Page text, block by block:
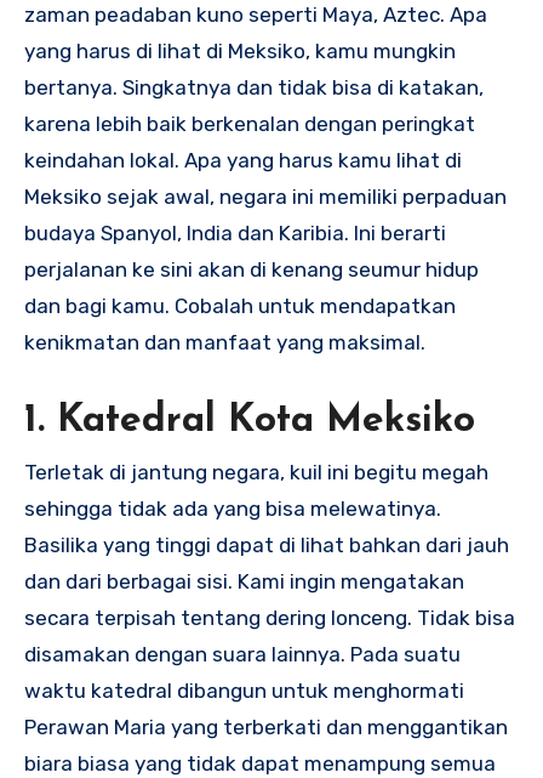
zaman peadaban kuno seperti Maya, Aztec. Apa
yang harus di lihat di Meksiko, kamu mungkin
bertanya. Singkatnya dan tidak bisa di katakan,
karena lebih baik berkenalan dengan peringkat
keindahan lokal. Apa yang harus kamu lihat di
Meksiko sejak awal, negara ini memiliki perpaduan
budaya Spanyol, India dan Karibia. Ini berarti
perjalanan ke sini akan di kenang seumur hidup
dan bagi kamu. Cobalah untuk mendapatkan
kenikmatan dan manfaat yang maksimal.
1. Katedral Kota Meksiko
Terletak di jantung negara, kuil ini begitu megah
sehingga tidak ada yang bisa melewatinya.
Basilika yang tinggi dapat di lihat bahkan dari jauh
dan dari berbagai sisi. Kami ingin mengatakan
secara terpisah tentang dering lonceng. Tidak bisa
disamakan dengan suara lainnya. Pada suatu
waktu katedral dibangun untuk menghormati
Perawan Maria yang terberkati dan menggantikan
biara biasa yang tidak dapat menampung semua